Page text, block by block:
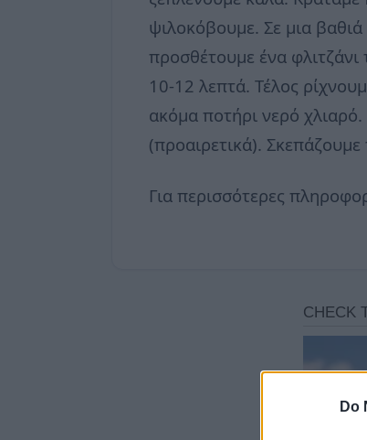
Do
ψιλοκόβουμε. Σε μια
προσθέτουμε ένα
10-12 λεπτά. Τέλος
ακόμα ποτήρι νερό
(προαιρετικά).
Για περισσότερες